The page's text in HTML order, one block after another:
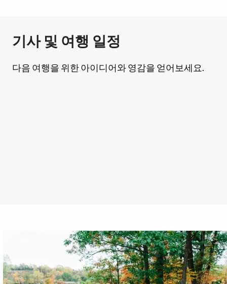
기사 및 여행 일정
다음 여행을 위한 아이디어와 영감을 얻어보세요.